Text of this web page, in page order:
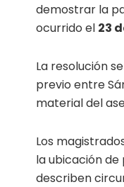
demostrar la
ocurrido el 23
La resolución
previo entre
material del
Los
la ubicación
describen